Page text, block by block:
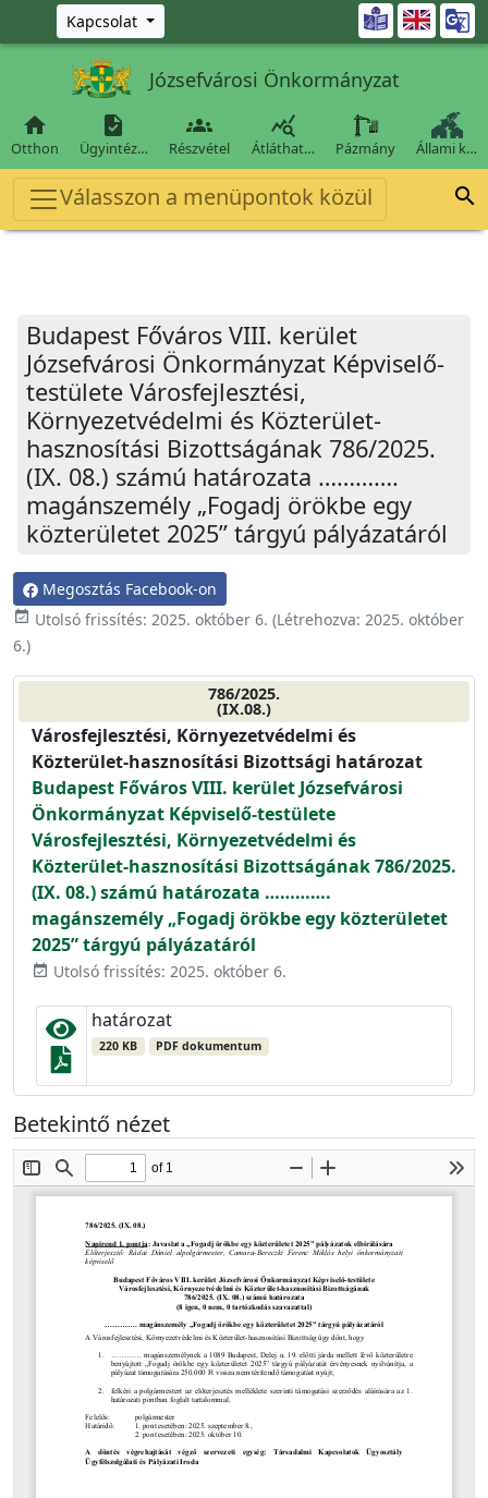
Ugrás a fő tartalomra
Kapcsolat 
Józsefvárosi Önkormányzat

Otthon

Ügyintéz…

Részvétel

Átláthat… Pázmány Állami k…
Válasszon a menüpontok közül 
Budapest Főváros VIII. kerület
Józsefvárosi Önkormányzat Képviselő-
testülete Városfejlesztési,
Környezetvédelmi és Közterület-
hasznosítási Bizottságának 786/2025.
(IX. 08.) számú határozata ………….
magánszemély „Fogadj örökbe egy
közterületet 2025” tárgyú pályázatáról
Megosztás Facebook-on
event_available Utolsó frissítés: 2025. október 6. (Létrehozva: 2025. október
6.)
786/2025.
(IX.08.)
Városfejlesztési, Környezetvédelmi és
Közterület-hasznosítási Bizottsági határozat
Budapest Főváros VIII. kerület Józsefvárosi
Önkormányzat Képviselő-testülete
Városfejlesztési, Környezetvédelmi és
Közterület-hasznosítási Bizottságának 786/2025.
(IX. 08.) számú határozata ………….
magánszemély „Fogadj örökbe egy közterületet
2025” tárgyú pályázatáról
event_available Utolsó frissítés: 2025. október 6.
határozat
220 KB PDF dokumentum
Betekintő nézet